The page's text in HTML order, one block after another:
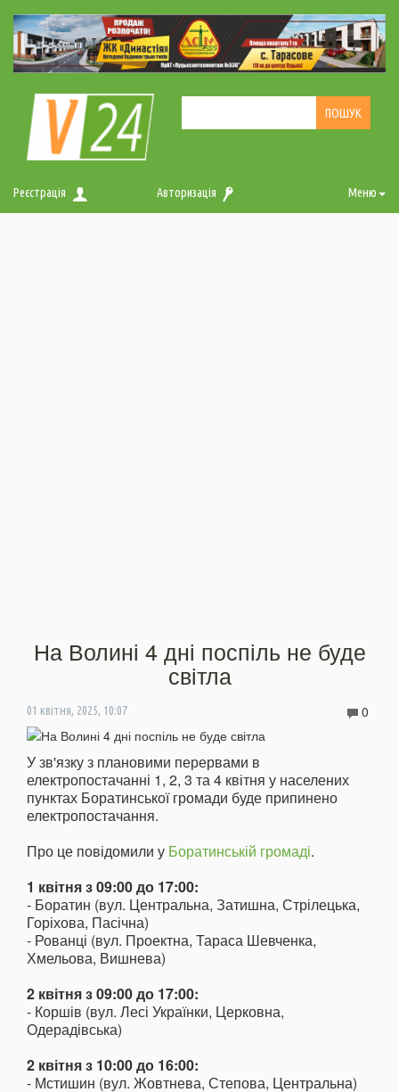
Реєстрація Авторизація Меню
На Волині 4 дні поспіль не буде
світла
01 квітня, 2025, 10:07 0
У зв'язку з плановими перервами в
електропостачанні 1, 2, 3 та 4 квітня у населених
пунктах Боратинської громади буде припинено
електропостачання.
Про це повідомили у Боратинській громаді.
1 квітня з 09:00 до 17:00:
- Боратин (вул. Центральна, Затишна, Стрілецька,
Горіхова, Пасічна)
- Рованці (вул. Проектна, Тараса Шевченка,
Хмельова, Вишнева)
2 квітня з 09:00 до 17:00:
- Коршів (вул. Лесі Українки, Церковна,
Одерадівська)
2 квітня з 10:00 до 16:00:
- Мстишин (вул. Жовтнева, Степова, Центральна)